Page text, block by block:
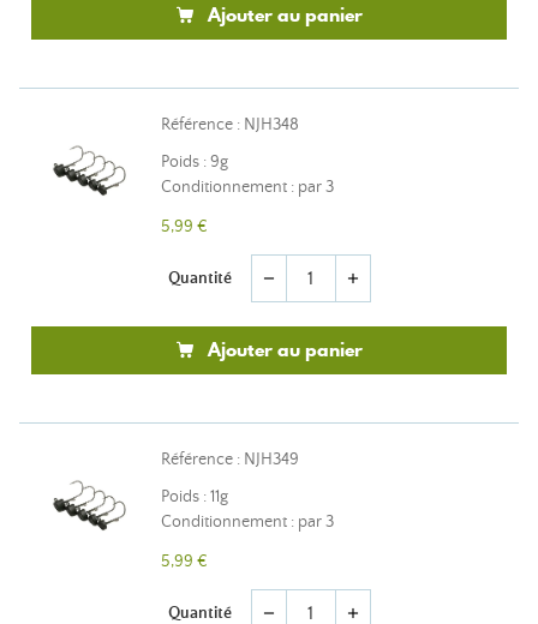
Ajouter au panier
Référence : NJH348
Poids : 9g
Conditionnement : par 3
5,99 €
Quantité remove add
Ajouter au panier
Référence : NJH349
Poids : 11g
Conditionnement : par 3
5,99 €
Quantité remove add